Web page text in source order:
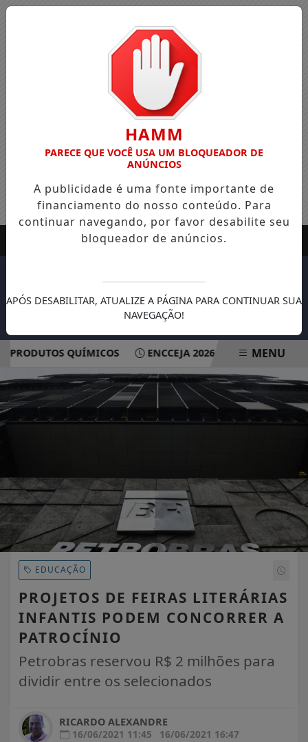
QUÍMICOS ENCCEJA 2026: ALUNOS JÁ PODEM
EM ALTA
MENU
EDUCAÇÃO
PROJETOS DE FEIRAS LITERÁRIAS
INFANTIS PODEM CONCORRER A
PATROCÍNIO
Petrobras reservou R$ 2 milhões para
dividir entre os selecionados
RICARDO ALEXANDRE
16/06/2021 11:45
16/06/2021 16:47
HAMM
PARECE QUE VOCÊ USA UM BLOQUEADOR DE
ANÚNCIOS
A publicidade é uma fonte importante de
financiamento do nosso conteúdo. Para
continuar navegando, por favor desabilite seu
bloqueador de anúncios.
APÓS DESABILITAR, ATUALIZE A PÁGINA PARA CONTINUAR SUA
NAVEGAÇÃO!